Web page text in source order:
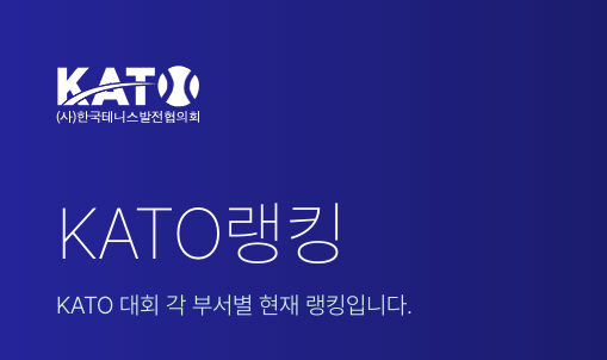
KATO랭킹
KATO 대회 각 부서별 현재 랭킹입니다.